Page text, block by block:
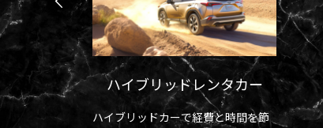
ー
月々定額「クルマのサブス
ク」
定額マンスリーで手軽に車を利用で